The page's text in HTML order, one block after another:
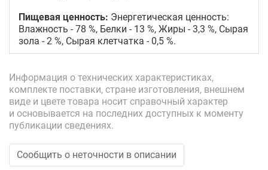
Пищевая ценность: Энергетическая ценность:
Влажность - 78 %, Белки - 13 %, Жиры - 3,3 %, Сырая
зола - 2 %, Сырая клетчатка - 0,5 %.
Информация о технических характеристиках,
комплекте поставки, стране изготовления, внешнем
виде и цвете товара носит справочный характер
и основывается на последних доступных к моменту
публикации сведениях.
Сообщить о неточности в описании